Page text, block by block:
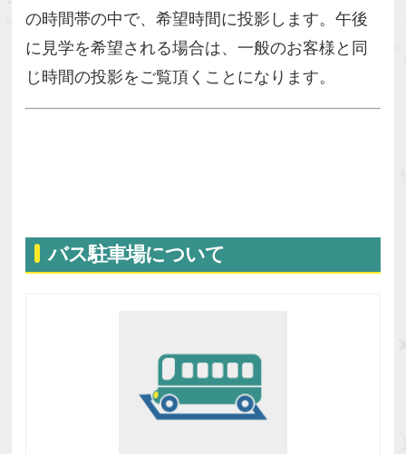
の時間帯の中で、希望時間に投影します。午後
に見学を希望される場合は、一般のお客様と同
じ時間の投影をご覧頂くことになります。
バス駐⾞場について